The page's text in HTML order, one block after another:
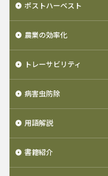
ポストハーベスト
農業の効率化
トレーサビリティ
病害虫防除
用語解説
書籍紹介